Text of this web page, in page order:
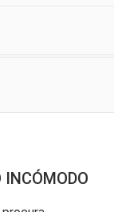
INCÓMODO